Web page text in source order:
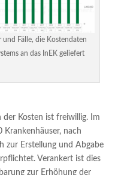
Fälle, die Kostendaten
an das InEK geliefert
Kosten ist freiwillig. Im
nach
zur Erstellung und Abgabe
Verankert ist dies
zur Erhöhung der